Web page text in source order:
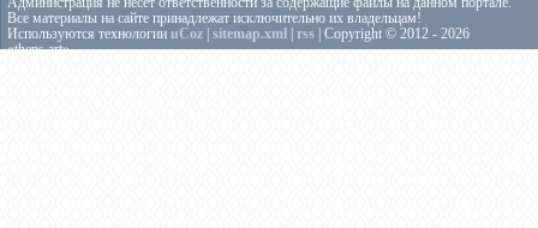
Все материалы на сайте принадлежат исключительно их владельцам!
Используются технологии uCoz sitemap.xml rss | Copyright © 2012 - 2026
«theps.art»